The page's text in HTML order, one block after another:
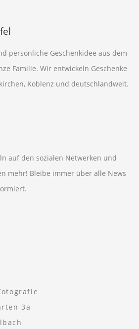
persönliche Geschenkidee aus dem
Familie. Wir entwickeln Geschenke
Koblenz und deutschlandweit.
auf den sozialen Netwerken und
mehr! Bleibe immer über alle News
3a